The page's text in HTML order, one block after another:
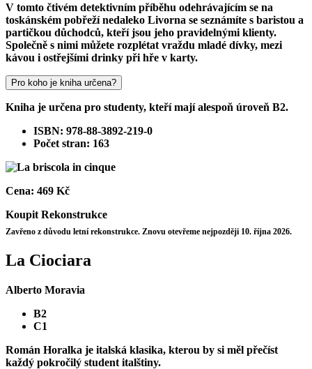
V tomto čtivém detektivním příběhu odehrávajícím se na
toskánském pobřeží nedaleko Livorna se seznámíte s baristou a
partičkou důchodců, kteří jsou jeho pravidelnými klienty.
Společně s nimi můžete rozplétat vraždu mladé dívky, mezi
kávou i ostřejšími drinky při hře v karty.
Pro koho je kniha určena?
Kniha je určena pro studenty, kteří mají alespoň úroveň B2.
ISBN: 978-88-3892-219-0
Počet stran: 163
Cena: 469 Kč
Koupit Rekonstrukce
Zavřeno z důvodu letní rekonstrukce. Znovu otevřeme nejpozději 10. října 2026.
La Ciociara
Alberto Moravia
B2
C1
Román Horalka je italská klasika, kterou by si měl přečíst
každý pokročilý student italštiny.